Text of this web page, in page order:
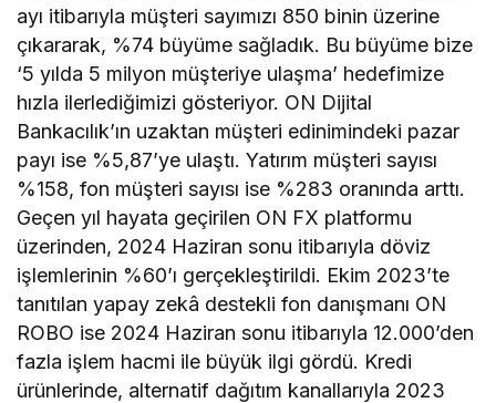
ayı itibarıyla müşteri sayımızı 850 binin üzerine
çıkararak, %74 büyüme sağladık. Bu büyüme bize
‘5 yılda 5 milyon müşteriye ulaşma’ hedefimize
hızla ilerlediğimizi gösteriyor. ON Dijital
Bankacılık’ın uzaktan müşteri edinimindeki pazar
payı ise %5,87’ye ulaştı. Yatırım müşteri sayısı
%158, fon müşteri sayısı ise %283 oranında arttı.
Geçen yıl hayata geçirilen ON FX platformu
üzerinden, 2024 Haziran sonu itibarıyla döviz
işlemlerinin %60’ı gerçekleştirildi. Ekim 2023’te
tanıtılan yapay zekâ destekli fon danışmanı ON
ROBO ise 2024 Haziran sonu itibarıyla 12.000’den
fazla işlem hacmi ile büyük ilgi gördü. Kredi
ürünlerinde, alternatif dağıtım kanallarıyla 2023